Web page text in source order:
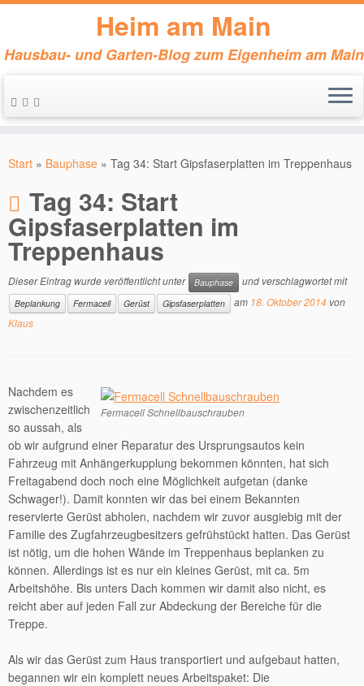
Inhalt
Heim am Main
Hausbau- und Garten-Blog zum Eigenheim am Main
Start » Bauphase » Tag 34: Start Gipsfaserplatten im Treppenhaus
Tag 34: Start
Gipsfaserplatten im
Treppenhaus
Dieser Eintrag wurde veröffentlicht unter Bauphase und verschlagwortet mit
Beplankung Fermacell Gerüst Gipsfaserplatten am 18. Oktober 2014 von
Klaus
Fermacell Schnellbauschrauben
Nachdem es
zwischenzeitlich
so aussah, als
ob wir aufgrund einer Reparatur des Ursprungsautos kein
Fahrzeug mit Anhängerkupplung bekommen könnten, hat sich
Freitagabend doch noch eine Möglichkeit aufgetan (danke
Schwager!). Damit konnten wir das bei einem Bekannten
reservierte Gerüst abholen, nachdem wir zuvor ausgiebig mit der
Familie des Zugfahrzeugbesitzers gefrühstückt hatten. Das Gerüst
ist nötig, um die hohen Wände im Treppenhaus beplanken zu
können. Allerdings ist es nur ein kleines Gerüst, mit ca. 5m
Arbeitshöhe. Bis unters Dach kommen wir damit also nicht, es
reicht aber auf jeden Fall zur Abdeckung der Bereiche für die
Treppe.
Als wir das Gerüst zum Haus transportiert und aufgebaut hatten,
begannen wir ein komplett neues Arbeitspaket: Die